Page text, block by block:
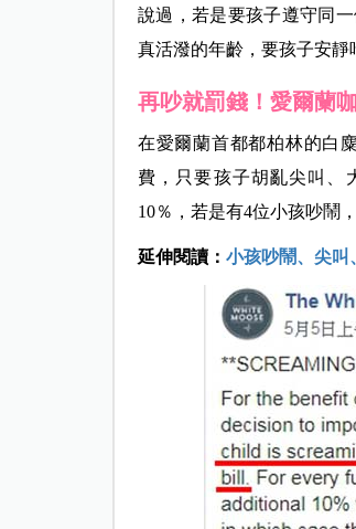
說過，若是要孩子遵守同
真活潑的年齡，要孩子安靜
再吵就罰錢！愛爾蘭
在愛爾蘭首都都柏林的白
費，只要孩子胡亂尖叫、
10％，若是有4位小孩吵鬧
延伸閱讀： 小孩吵鬧、尖叫